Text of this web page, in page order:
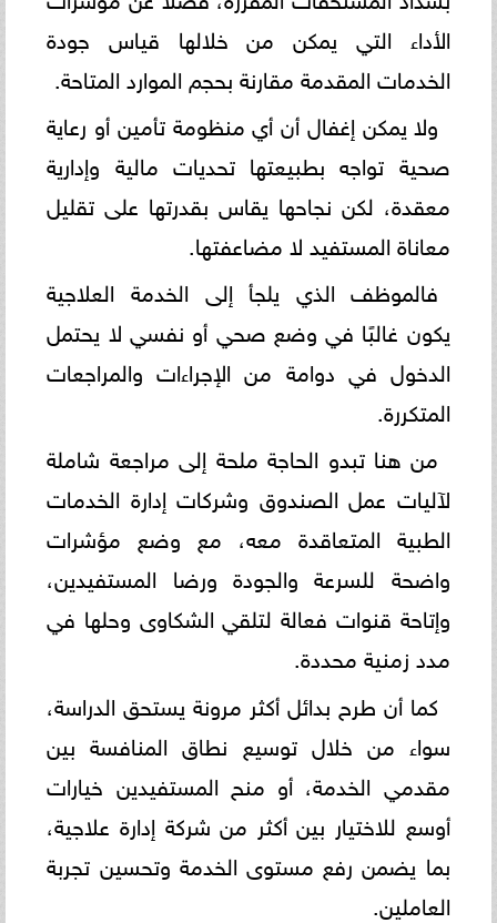
الأداء التي يمكن من خلالها قياس جودة
الخدمات المقدمة مقارنة بحجم الموارد المتاحة.
ولا يمكن إغفال أن أي منظومة تأمين أو رعاية
صحية تواجه بطبيعتها تحديات مالية وإدارية
معقدة، لكن نجاحها يقاس بقدرتها على تقليل
معاناة المستفيد لا مضاعفتها.
فالموظف الذي يلجأ إلى الخدمة العلاجية
يكون غالبًا في وضع صحي أو نفسي لا يحتمل
الدخول في دوامة من الإجراءات والمراجعات
المتكررة.
من هنا تبدو الحاجة ملحة إلى مراجعة شاملة
لآليات عمل الصندوق وشركات إدارة الخدمات
الطبية المتعاقدة معه، مع وضع مؤشرات
واضحة للسرعة والجودة ورضا المستفيدين،
وإتاحة قنوات فعالة لتلقي الشكاوى وحلها في
مدد زمنية محددة.
كما أن طرح بدائل أكثر مرونة يستحق الدراسة،
سواء من خلال توسيع نطاق المنافسة بين
مقدمي الخدمة، أو منح المستفيدين خيارات
أوسع للاختيار بين أكثر من شركة إدارة علاجية،
بما يضمن رفع مستوى الخدمة وتحسين تجربة
العاملين.